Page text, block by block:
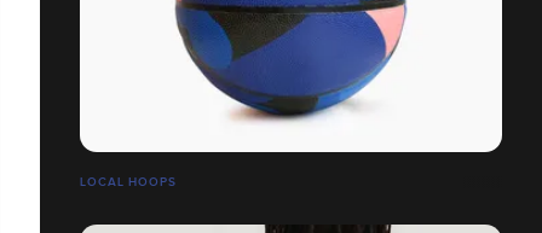
LOCAL HOOPS